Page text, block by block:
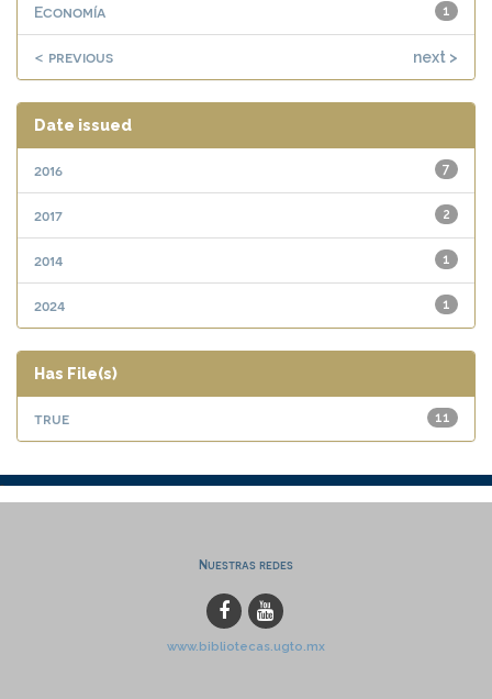
1
Economía
< previous next >
Date issued
7
2016
2
2017
1
2014
1
2024
Has File(s)
11
true
Nuestras redes
www.bibliotecas.ugto.mx